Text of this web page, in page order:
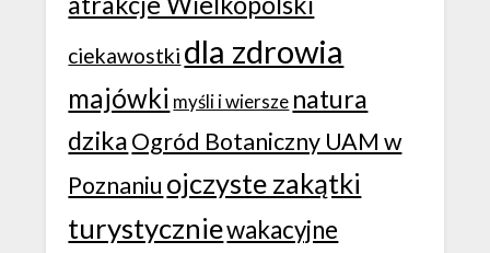
ciekawostki dla zdrowia
majówki myśli i wiersze natura
dzikaOgród Botaniczny UAM w
Poznaniu ojczyste zakątki
turystyczniewakacyjne